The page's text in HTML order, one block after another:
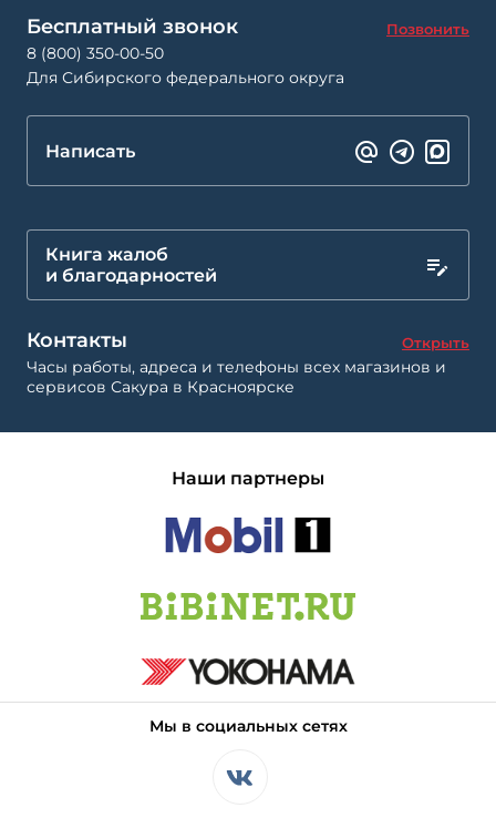
Бесплатный звонок Позвонить
8 (800) 350-00-50
Для Сибирского федерального округа
Написать
Книга жалоб
и благодарностей
Контакты Открыть
Часы работы, адреса и телефоны всех магазинов и
сервисов Сакура в Красноярске
Наши партнеры
Мы в социальных сетях